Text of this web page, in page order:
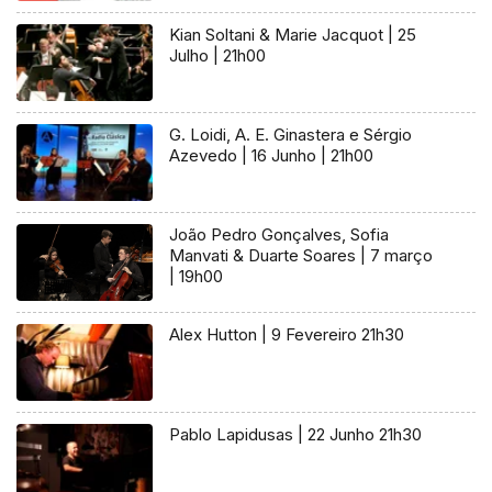
Kian Soltani & Marie Jacquot | 25
Julho | 21h00
G. Loidi, A. E. Ginastera e Sérgio
Azevedo | 16 Junho | 21h00
João Pedro Gonçalves, Sofia
Manvati & Duarte Soares | 7 março
| 19h00
Alex Hutton | 9 Fevereiro 21h30
Pablo Lapidusas | 22 Junho 21h30